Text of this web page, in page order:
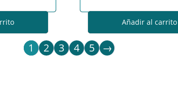
Añadir al carrito
1 2 3 4 5 →